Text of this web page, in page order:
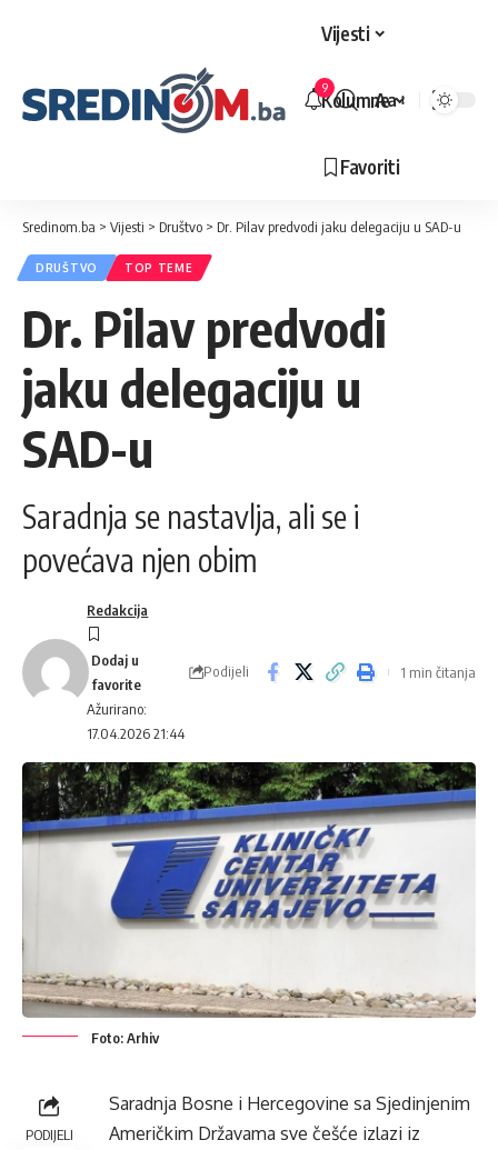
Vijesti
Kolumne
Favoriti
9
Veličina
Aa
Sredinom.ba > Vijesti > Društvo > Dr. Pilav predvodi jaku delegaciju u SAD-u
DRUŠTVO TOP TEME
Dr. Pilav predvodi
jaku delegaciju u
SAD-u
Saradnja se nastavlja, ali se i
povećava njen obim
Ažurirano:
17.04.2026 21:44
Redakcija
Podijeli 1 min čitanja
Foto: Arhiv
PODIJELI
Saradnja Bosne i Hercegovine sa Sjedinjenim
Američkim Državama sve češće izlazi iz